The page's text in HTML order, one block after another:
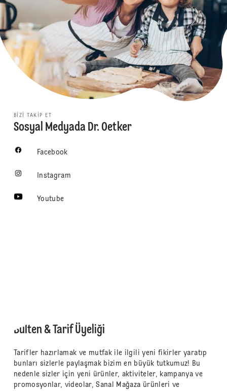
BIZI TAKIP ET
Sosyal Medyada Dr. Oetker
Facebook
Instagram
Youtube
Bülten & Tarif Üyeliği
Tarifler hazırlamak ve mutfak ile ilgili yeni fikirler yaratıp
bunları sizlerle paylaşmak bizim en büyük tutkumuz! Bu
nedenle sizler için yeni ürünler, aktiviteler, kampanya ve
promosyonlar, videolar, Sanal Mağaza ürünleri ve